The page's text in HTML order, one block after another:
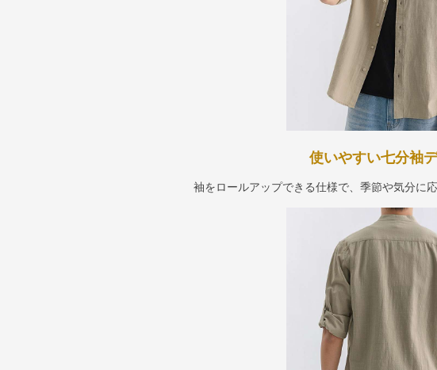
使いやすい七分袖
袖をロールアップできる仕様で、季節や気分に